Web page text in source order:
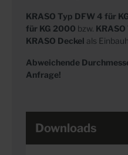
KRASO Typ DFW 4 für
für KG 2000 bzw.
KRASO Deckel als
Abweichende
Anfrage!
Downloads